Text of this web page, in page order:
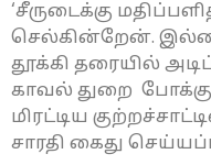
‘சீருடைக்கு
செல்கின்றேன்.
தூக்கி தரையில்
காவல் துறை
மிரட்டிய
சாரதி கைது